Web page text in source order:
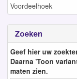
Voordeelhoek
Zoeken
Geef hier uw
Daarna 'Toon
maten zien.